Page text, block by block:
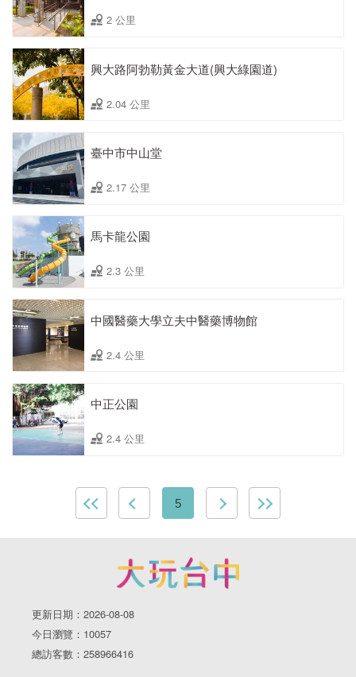
2 公里
興大路阿勃勒黃金大道(興大綠園道)
2.04 公里
臺中市中山堂
2.17 公里
馬卡龍公園
2.3 公里
中國醫藥大學立夫中醫藥博物館
2.4 公里
中正公園
2.4 公里
5
更新日期：2026-08-08
今日瀏覽：10057
總訪客數：258966416